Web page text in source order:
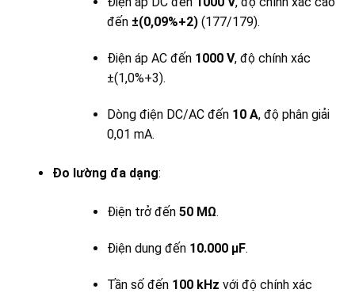
đến ±(0,09%+2)(177/179).
Điện áp AC đến 1000 V, độ chính xác
±(1,0%+3).
Dòng điện DC/AC đến 10 A, độ phân giải
0,01 mA.
Đo lường đa dạng:
Điện trở đến 50 MΩ.
Điện dung đến 10.000 µF.
Tần số đến 100 kHz với độ chính xác